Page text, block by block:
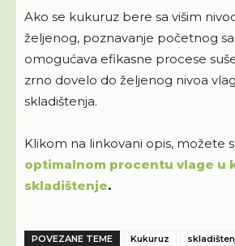
Ako se kukuruz bere sa višim
željenog, poznavanje početnog
omogućava efikasne procese
zrno dovelo do željenog nivoa
skladištenja.
Klikom na linkovani opis, možete
optimalnom procentu vlage u
skladištenje.
POVEZANE TEME Kukuruz